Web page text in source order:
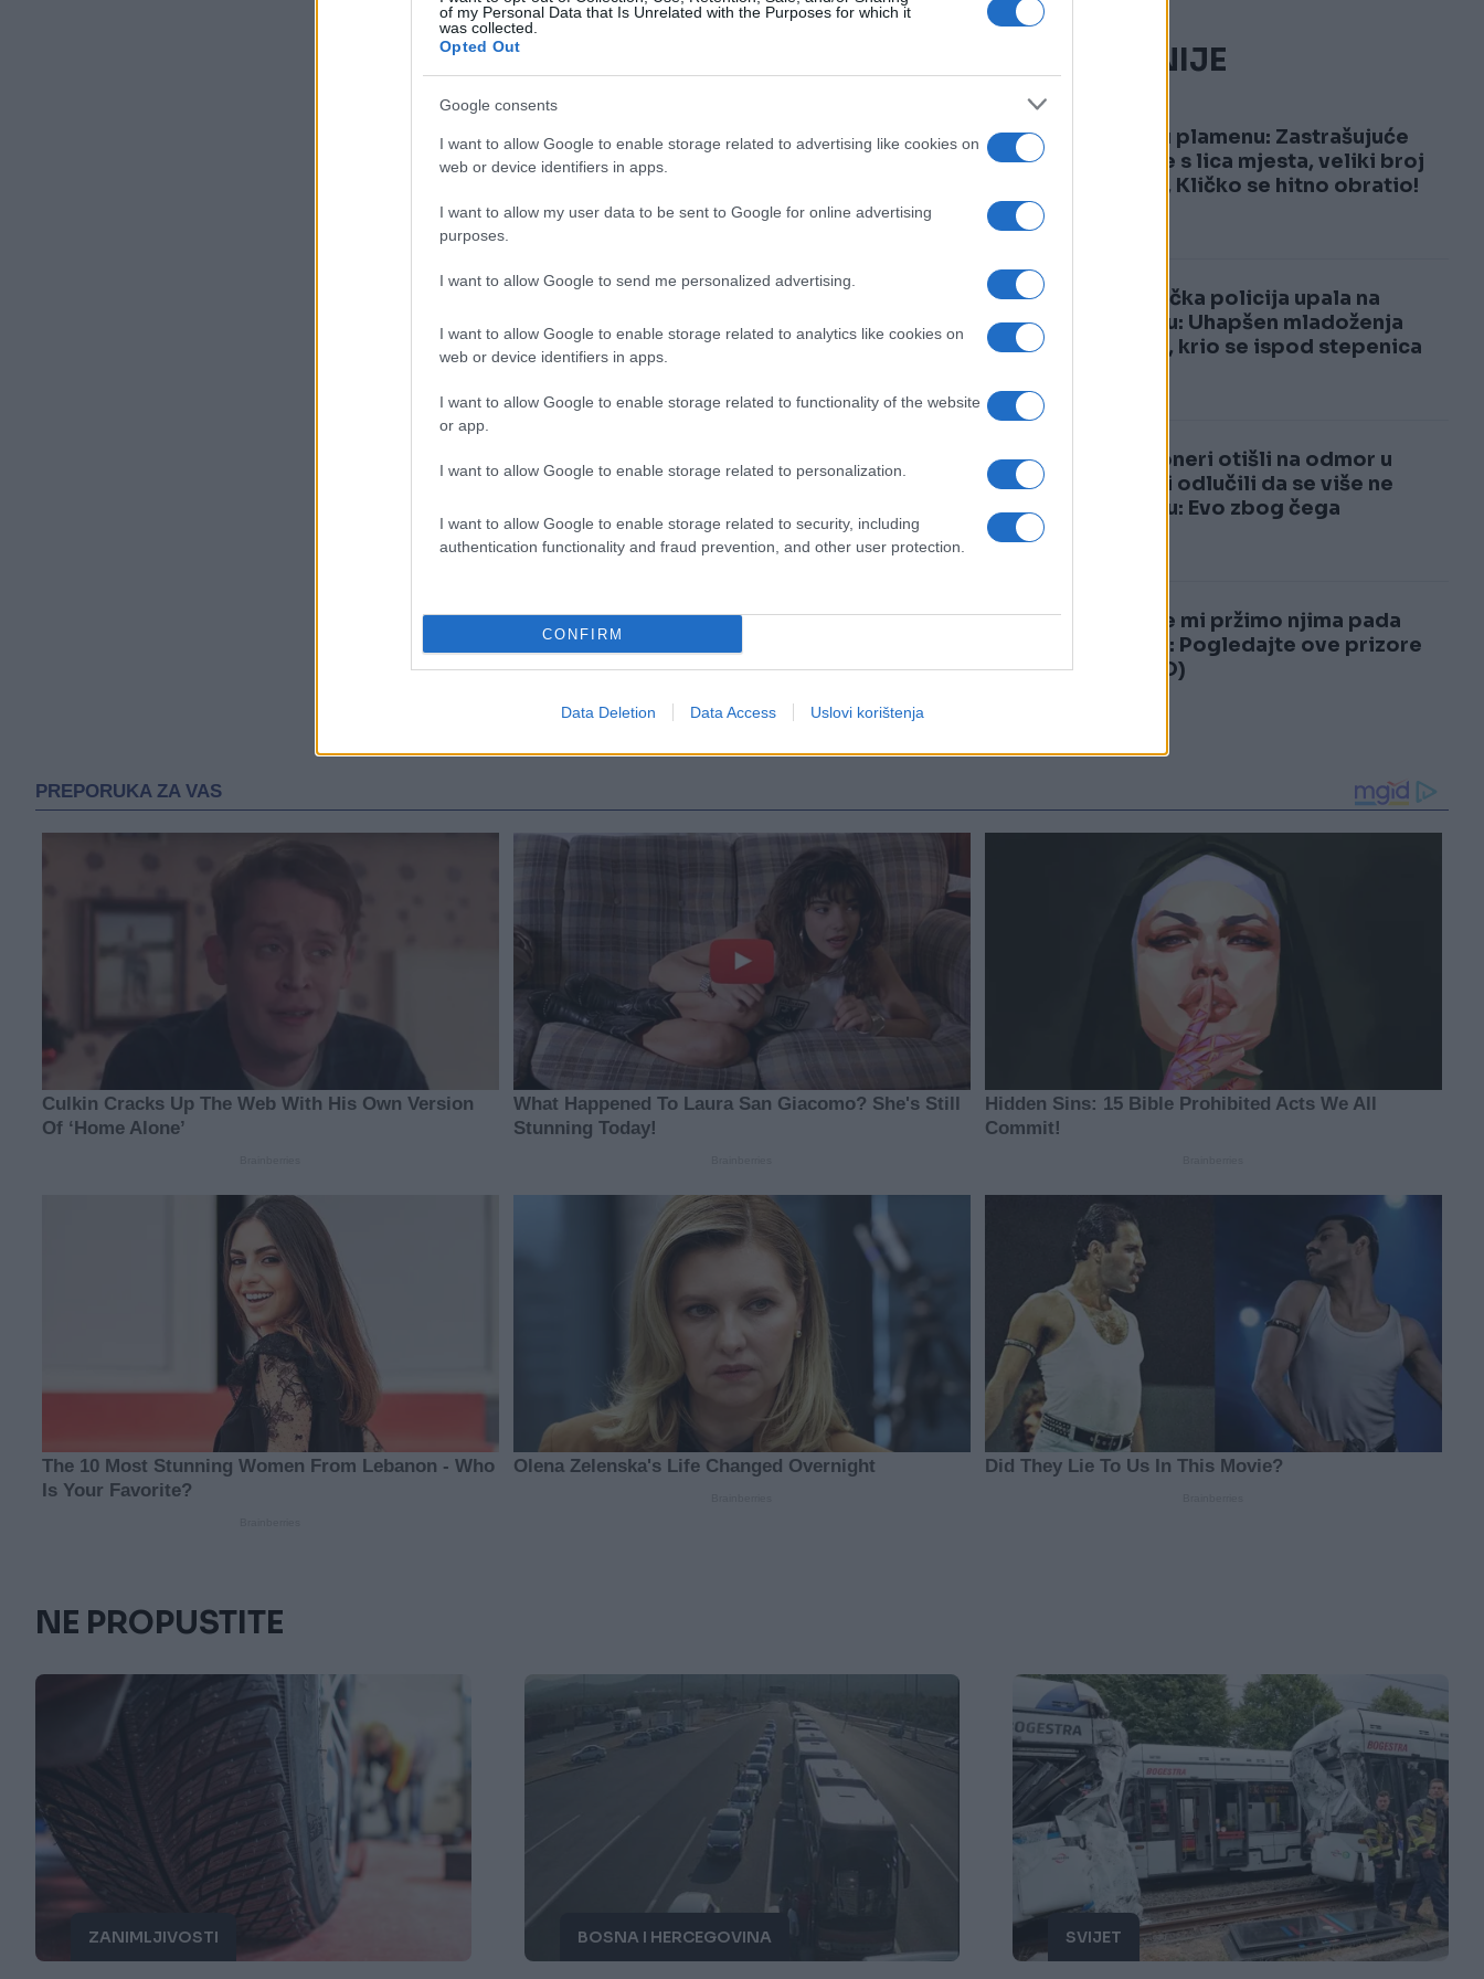
of my Personal Data that Is Unrelated with the Purposes for which it
was collected.
Opted Out
Google consents
I want to allow Google to enable storage related to advertising like cookies on
web or device identifiers in apps.
I want to allow my user data to be sent to Google for online advertising
purposes.
I want to allow Google to send me personalized advertising.
I want to allow Google to enable storage related to analytics like cookies on
web or device identifiers in apps.
I want to allow Google to enable storage related to functionality of the website
or app.
I want to allow Google to enable storage related to personalization.
I want to allow Google to enable storage related to security, including
authentication functionality and fraud prevention, and other user protection.
CONFIRM
Data Deletion Data Access Uslovi korištenja
NAJČITANIJE
1
Kijev u plamenu: Zastrašujuće
snimke s lica mjesta, veliki broj
žrtava, Kličko se hitno obratio!
2
Njemačka policija upala na
svadbu: Uhapšen mladoženja
Marko, krio se ispod stepenica
3
Penzioneri otišli na odmor u
Italiju i odlučili da se više ne
vraćaju: Evo zbog čega
4
Dok se mi pržimo njima pada
snijeg: Pogledajte ove prizore
(VIDEO)
NE PROPUSTITE
ZANIMLJIVOSTI BOSNA I HERCEGOVINA SVIJET